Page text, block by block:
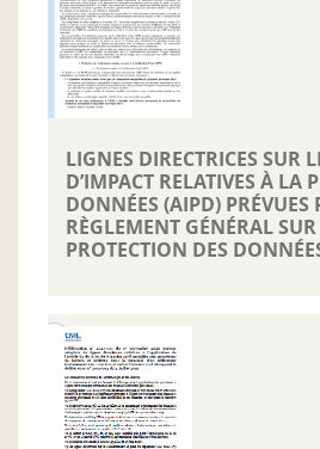
LIGNES DIRECTRICES SUR
D’IMPACT RELATIVES À LA
DONNÉES (AIPD) PRÉVUES
RÈGLEMENT GÉNÉRAL
PROTECTION DES